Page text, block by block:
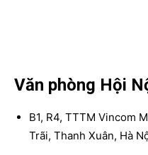
Văn phòng Hội
B1, R4, TTTM Vincom
Trãi, Thanh Xuân, Hà